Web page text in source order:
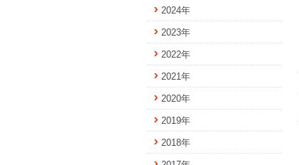
2024年
2023年
2022年
2021年
2020年
2019年
2018年